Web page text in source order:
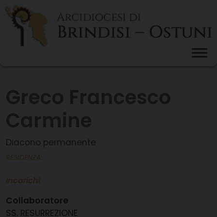
Skip
content
Diacono permanente
RESIDENZA:
Incarichi
Collaboratore
SS. RESURREZIONE